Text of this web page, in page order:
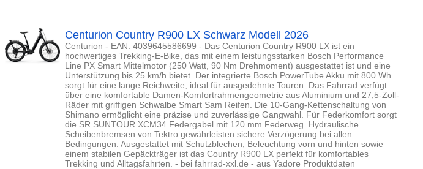
Centurion Country R900 LX Schwarz Modell 2026
Centurion - EAN: 4039645586699 - Das Centurion Country R900 LX ist ein
hochwertiges Trekking-E-Bike, das mit einem leistungsstarken Bosch Performance
Line PX Smart Mittelmotor (250 Watt, 90 Nm Drehmoment) ausgestattet ist und eine
Unterstützung bis 25 km/h bietet. Der integrierte Bosch PowerTube Akku mit 800 Wh
sorgt für eine lange Reichweite, ideal für ausgedehnte Touren. Das Fahrrad verfügt
über eine komfortable Damen-Komfortrahmengeometrie aus Aluminium und 27,5-Zoll-
Räder mit griffigen Schwalbe Smart Sam Reifen. Die 10-Gang-Kettenschaltung von
Shimano ermöglicht eine präzise und zuverlässige Gangwahl. Für Federkomfort sorgt
die SR SUNTOUR XCM34 Federgabel mit 120 mm Federweg. Hydraulische
Scheibenbremsen von Tektro gewährleisten sichere Verzögerung bei allen
Bedingungen. Ausgestattet mit Schutzblechen, Beleuchtung vorn und hinten sowie
einem stabilen Gepäckträger ist das Country R900 LX perfekt für komfortables
Trekking und Alltagsfahrten. - bei fahrrad-xxl.de - aus Yadore Produktdaten